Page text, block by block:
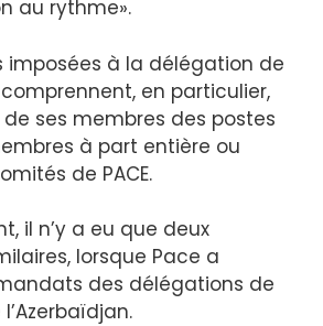
au rythme».
imposées à la délégation de
en particulier,
ses membres des postes
à part entière ou
de PACE.
il n’y a eu que deux
lorsque Pace a
des délégations de